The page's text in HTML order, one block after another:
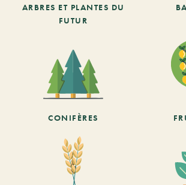
ARBRES ET PLANTES DU
FUTUR
CONIFÈRES